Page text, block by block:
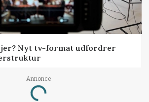
Nyt tv-format udfordrer
Annonce
Loading...